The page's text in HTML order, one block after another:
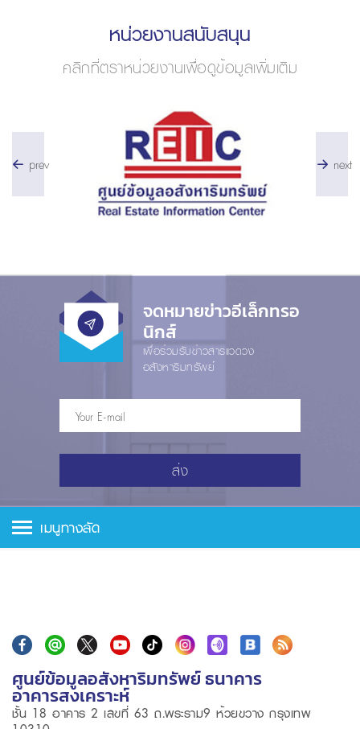
หน่วยงานสนับสนุน
คลิกที่ตราหน่วยงานเพื่อดูข้อมูลเพิ่มเติม
prev next
จดหมายข่าวอีเล็กทรอ
นิกส์
เพื่อร่วมรับข่าวสารแวดวง
อสังหาริมทรัพย์
ส่ง
เมนูทางลัด
ศูนย์ข้อมูลอสังหาริมทรัพย์ ธนาคาร
อาคารสงเคราะห์
ชั้น 18 อาคาร 2 เลขที่ 63 ถ.พระราม9 ห้วยขวาง กรุงเทพ